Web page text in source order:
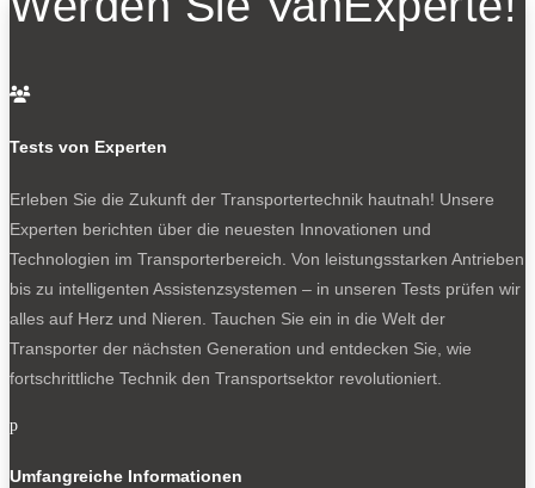
0

Tests von Experten
Erleben Sie die Zukunft der Transportertechnik hautnah! Unsere
Experten berichten über die neuesten Innovationen und
Technologien im Transporterbereich. Von leistungsstarken Antrieben
bis zu intelligenten Assistenzsystemen – in unseren Tests prüfen wir
alles auf Herz und Nieren. Tauchen Sie ein in die Welt der
Transporter der nächsten Generation und entdecken Sie, wie
fortschrittliche Technik den Transportsektor revolutioniert.
p
Umfangreiche Informationen